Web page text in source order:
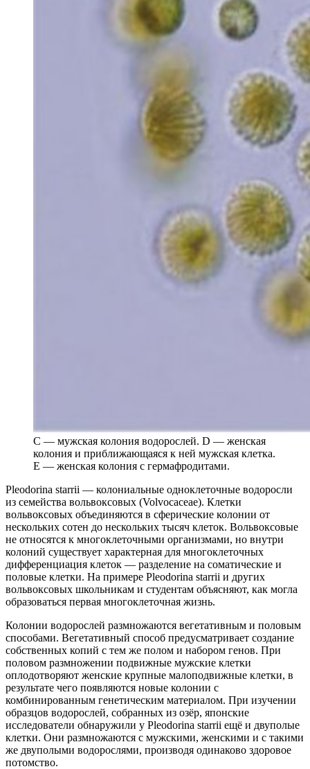
С — мужская колония водорослей. D — женская
колония и приближающаяся к ней мужская клетка.
E — женская колония с гермафродитами.
Pleodorina starrii — колониальные одноклеточные водоросли
из семейства вольвоксовых (Volvocaceae). Клетки
вольвоксовых объединяются в сферические колонии от
нескольких сотен до нескольких тысяч клеток. Вольвоксовые
не относятся к многоклеточными организмами, но внутри
колоний существует характерная для многоклеточных
дифференциация клеток — разделение на соматические и
половые клетки. На примере Pleodorina starrii и других
вольвоксовых школьникам и студентам объясняют, как могла
образоваться первая многоклеточная жизнь.
Колонии водорослей размножаются вегетативным и половым
способами. Вегетативный способ предусматривает создание
собственных копий с тем же полом и набором генов. При
половом размножении подвижные мужские клетки
оплодотворяют женские крупные малоподвижные клетки, в
результате чего появляются новые колонии с
комбинированным генетическим материалом. При изучении
образцов водорослей, собранных из озёр, японские
исследователи обнаружили у Pleodorina starrii ещё и двуполые
клетки. Они размножаются с мужскими, женскими и с такими
же двуполыми водорослями, производя одинаково здоровое
потомство.